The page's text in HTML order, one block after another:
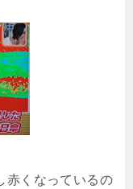
赤くなっているの